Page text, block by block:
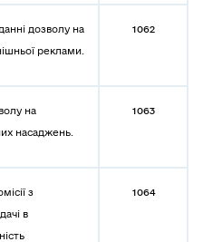
дозволу на
реклами.
1062
на
насаджень.
1063
з
в
1064